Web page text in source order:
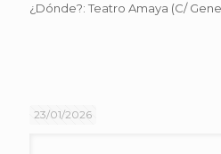
¿Dónde?: Teatro Amaya (C/
23/01/2026